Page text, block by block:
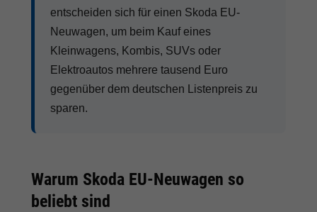
entscheiden sich für einen Skoda EU-
Neuwagen, um beim Kauf eines
Kleinwagens, Kombis, SUVs oder
Elektroautos mehrere tausend Euro
gegenüber dem deutschen Listenpreis zu
sparen.
Warum Skoda EU-Neuwagen so
beliebt sind